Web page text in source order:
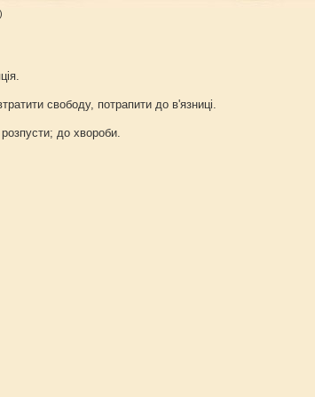
свободу, потрапити до в'язниці.
до хвороби.